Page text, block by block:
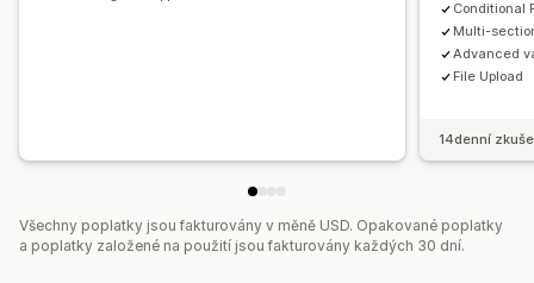
Conditional
Multi-
Advanced
File Upload
14denní
Všechny poplatky jsou fakturovány v měně USD. Opakované poplatky
a poplatky založené na použití jsou fakturovány každých 30 dní.